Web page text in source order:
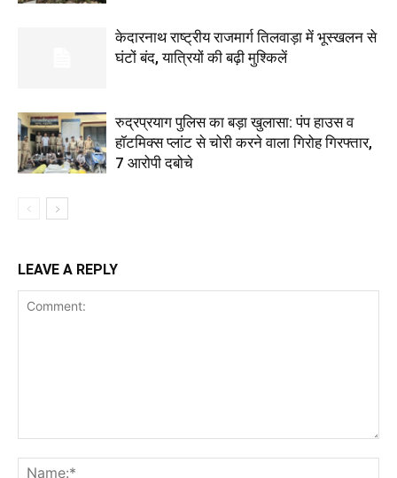
केदारनाथ राष्ट्रीय राजमार्ग तिलवाड़ा में भूस्खलन से
घंटों बंद, यात्रियों की बढ़ी मुश्किलें
रुद्रप्रयाग पुलिस का बड़ा खुलासा: पंप हाउस व
हॉटमिक्स प्लांट से चोरी करने वाला गिरोह गिरफ्तार,
7 आरोपी दबोचे
LEAVE A REPLY